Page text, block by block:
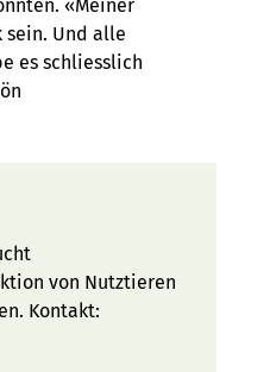
«Meiner
sein. Und alle
es schliesslich
von Nutztieren
Kontakt: